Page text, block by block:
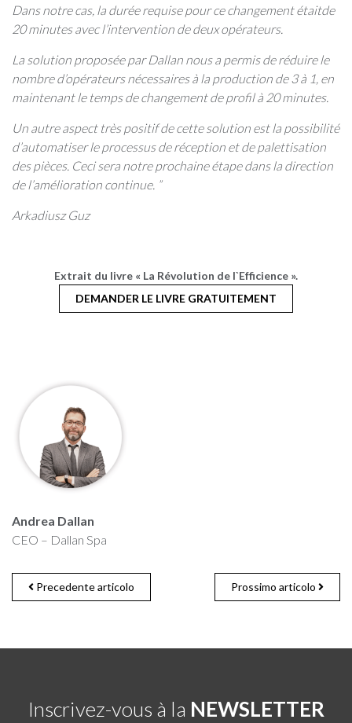
Dans notre cas, la durée requise pour ce changement étaitde
20 minutes avec l’intervention de deux opérateurs.
La solution proposée par Dallan nous a permis de réduire le
nombre d’opérateurs nécessaires à la production de 3 à 1, en
maintenant le temps de changement de profil à 20 minutes.
Un autre aspect très positif de cette solution est la possibilité
d’automatiser le processus de réception et de palettisation
des pièces. Ceci sera notre prochaine étape dans la direction
de l’amélioration continue. ”
Arkadiusz Guz
Extrait du livre « La Révolution de l`Efficience ».
DEMANDER LE LIVRE GRATUITEMENT
Andrea Dallan
CEO – Dallan Spa
Precedente articolo Prossimo articolo
Inscrivez-vous à la NEWSLETTER